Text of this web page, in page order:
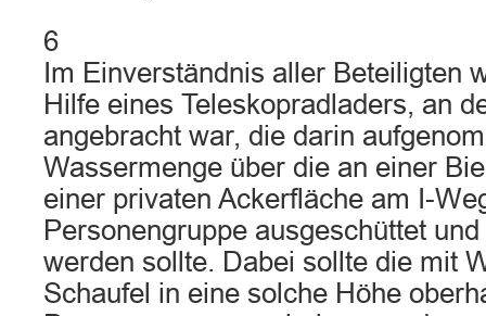
6
Im Einverständnis aller Beteiligten
Hilfe eines Teleskopradladers, an
angebracht war, die darin
Wassermenge über die an einer
einer privaten Ackerfläche am I-
Personengruppe ausgeschüttet
werden sollte. Dabei sollte die mit
Schaufel in eine solche Höhe